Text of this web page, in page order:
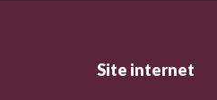
Site internet